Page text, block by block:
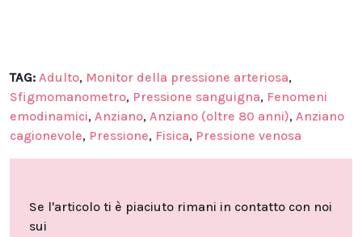
TAG: Adulto, Monitor della pressione arteriosa,
Sfigmomanometro, Pressione sanguigna, Fenomeni
emodinamici, Anziano, Anziano (oltre 80 anni), Anziano
cagionevole, Pressione, Fisica, Pressione venosa
Se l'articolo ti è piaciuto rimani in contatto con noi
sui